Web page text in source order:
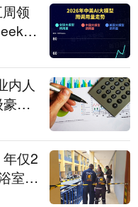
领
V
出榜
内人
宅
仅2
室发